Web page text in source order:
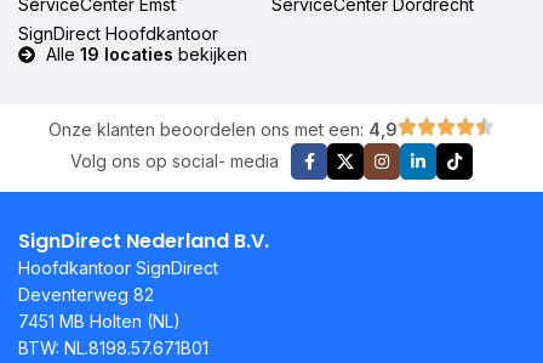
ServiceCenter Emst
ServiceCenter Dordrecht
SignDirect Hoofdkantoor
Alle 19 locaties bekijken
Onze klanten beoordelen ons met een: 4,9
Volg ons op social- media
SignDirect Nederland B.V.
Hoofdkantoor SignDirect
Deventerweg 82
7451 MB Holten (NL)
BTW: NL.8198.57.671B01